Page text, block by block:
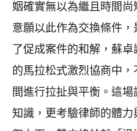
姻確實無以為繼且時間
意願以此作為交換條件
了促成案件的和解，蘇
的馬拉松式激烈協商中
間進行拉扯與平衡。這
知識，更考驗律師的體